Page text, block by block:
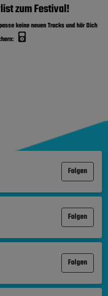
zum Festival!
keine neuen Tracks und hör Dich
Folgen
Folgen
Folgen